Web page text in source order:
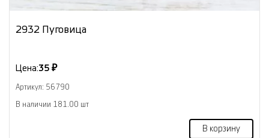
2932 Пуговица
Цена:35 ₽
Артикул: 56790
В наличии 181.00 шт
В корзину